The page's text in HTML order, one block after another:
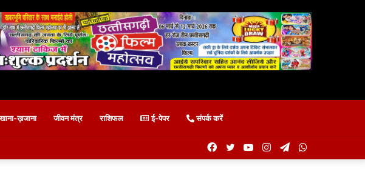
खाना-ख़जाना जीवन मंत्र राशिफल ई-पेपर संपर्क करें
Telegram
Instagram
YouTube
Twitter
Facebook